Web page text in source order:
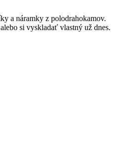
a náramky z polodrahokamov.
si vyskladať vlastný už dnes.